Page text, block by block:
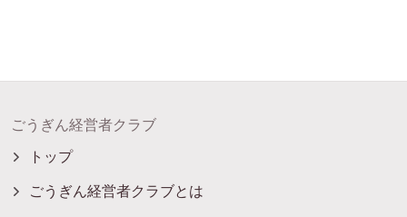
ごうぎん経営者クラブ
トップ
ごうぎん経営者クラブとは